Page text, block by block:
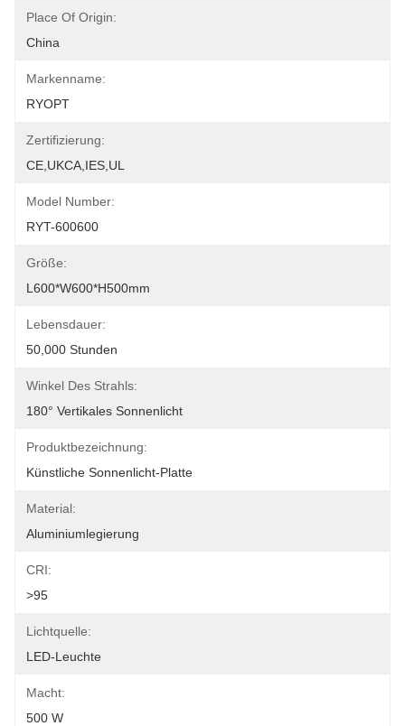
Place Of Origin:
China
Markenname:
RYOPT
Zertifizierung:
CE,UKCA,IES,UL
Model Number:
RYT-600600
Größe:
L600*W600*H500mm
Lebensdauer:
50,000 Stunden
Winkel Des Strahls:
180° Vertikales Sonnenlicht
Produktbezeichnung:
Künstliche Sonnenlicht-Platte
Material:
Aluminiumlegierung
CRI:
>95
Lichtquelle:
LED-Leuchte
Macht:
500 W